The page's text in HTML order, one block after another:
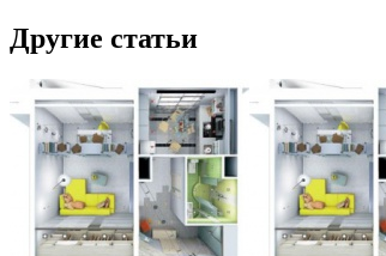
Другие статьи